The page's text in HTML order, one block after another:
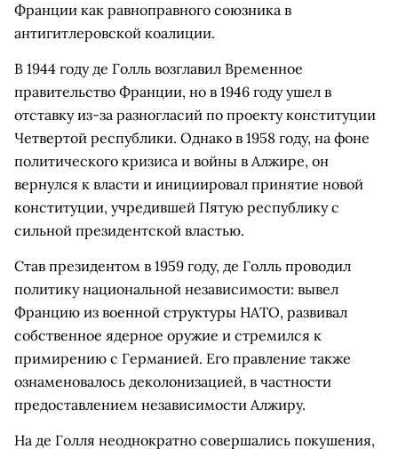
Франции как равноправного союзника в
антигитлеровской коалиции.
В 1944 году де Голль возглавил Временное
правительство Франции, но в 1946 году ушел в
отставку из-за разногласий по проекту конституции
Четвертой республики. Однако в 1958 году, на фоне
политического кризиса и войны в Алжире, он
вернулся к власти и инициировал принятие новой
конституции, учредившей Пятую республику с
сильной президентской властью.
Став президентом в 1959 году, де Голль проводил
политику национальной независимости: вывел
Францию из военной структуры НАТО, развивал
собственное ядерное оружие и стремился к
примирению с Германией. Его правление также
ознаменовалось деколонизацией, в частности
предоставлением независимости Алжиру.
На де Голля неоднократно совершались покушения,